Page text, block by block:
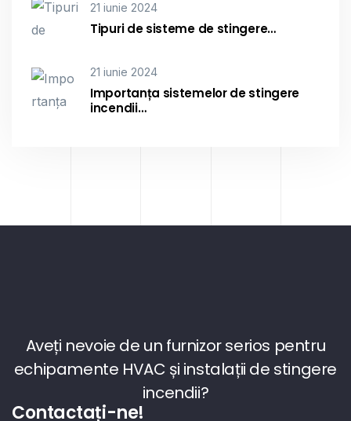
21 iunie 2024
Tipuri de sisteme de stingere…
21 iunie 2024
Importanța sistemelor de stingere
incendii…
Aveți nevoie de un furnizor serios pentru
echipamente HVAC și instalații de stingere
incendii?
Contactați-ne!